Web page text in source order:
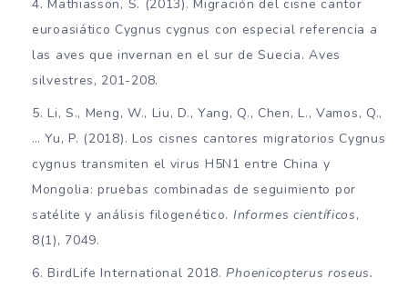
Mathiasson, S. (2013). Migración del cisne cantor
euroasiático Cygnus cygnus con especial referencia a
las aves que invernan en el sur de Suecia. Aves
silvestres, 201-208.
Li, S., Meng, W., Liu, D., Yang, Q., Chen, L., Vamos, Q.,
… Yu, P. (2018). Los cisnes cantores migratorios Cygnus
cygnus transmiten el virus H5N1 entre China y
Mongolia: pruebas combinadas de seguimiento por
satélite y análisis filogenético. Informes científicos,
8(1), 7049.
BirdLife International 2018.Phoenicopterus roseus.